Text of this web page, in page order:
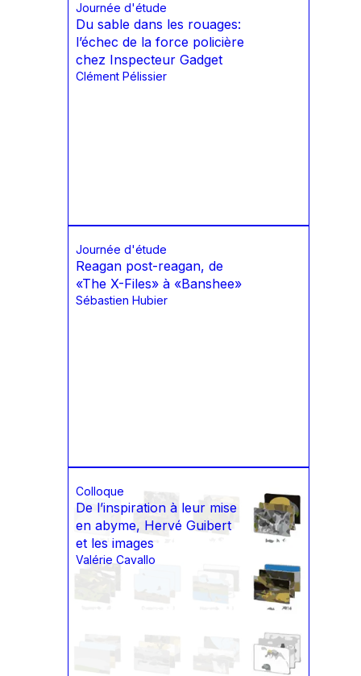
Journée d'étude
Du sable dans les rouages:
l’échec de la force policière
chez Inspecteur Gadget
Clément Pélissier
Journée d'étude
Reagan post-reagan, de
«The X-Files» à «Banshee»
Sébastien Hubier
Colloque
De l’inspiration à leur mise
en abyme, Hervé Guibert
et les images
Valérie Cavallo